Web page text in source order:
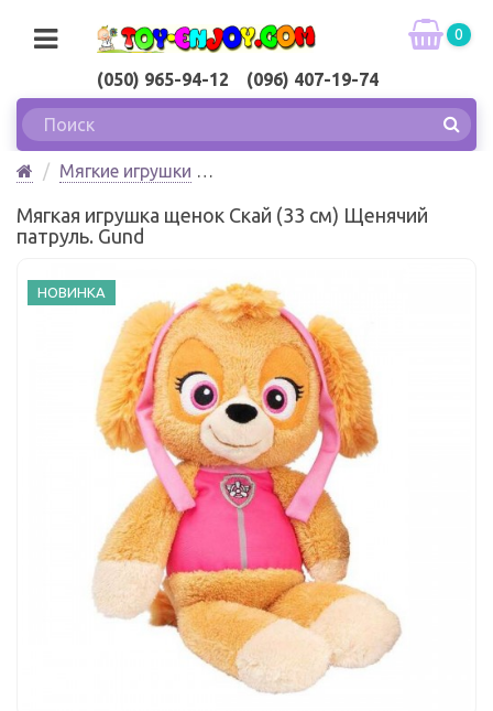
(050) 965-94-12 (096) 407-19-74
0
Мягкие игрушки
патруль. Gund
Мягкая игрушка щенок Скай (33 см) Щенячий
патруль. Gund
НОВИНКА